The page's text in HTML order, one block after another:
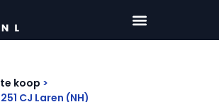
koop
CJ Laren (NH)